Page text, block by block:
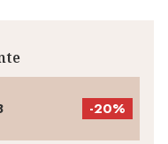
-20%